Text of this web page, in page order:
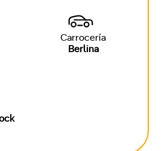
Carrocería
Berlina